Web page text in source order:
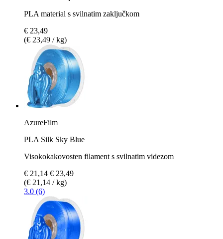
PLA material s svilnatim zaključkom
€ 23,49
(€ 23,49 / kg)
AzureFilm
PLA Silk Sky Blue
Visokokakovosten filament s svilnatim videzom
€ 21,14 € 23,49
(€ 21,14 / kg)
3.0 (6)